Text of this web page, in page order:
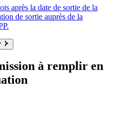
après la date de sortie de la
de sortie auprès de la
à remplir en